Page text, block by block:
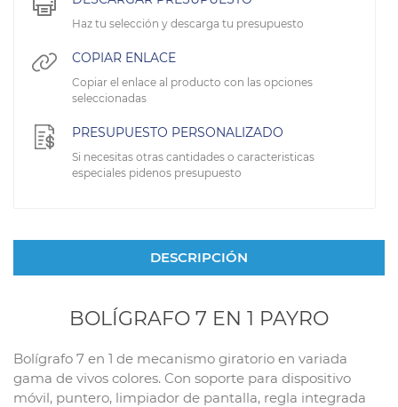
Haz tu selección y descarga tu presupuesto
COPIAR ENLACE
Copiar el enlace al producto con las opciones
seleccionadas
PRESUPUESTO PERSONALIZADO
Si necesitas otras cantidades o caracteristicas
especiales pidenos presupuesto
DESCRIPCIÓN
BOLÍGRAFO 7 EN 1 PAYRO
Bolígrafo 7 en 1 de mecanismo giratorio en variada
gama de vivos colores. Con soporte para dispositivo
móvil, puntero, limpiador de pantalla, regla integrada